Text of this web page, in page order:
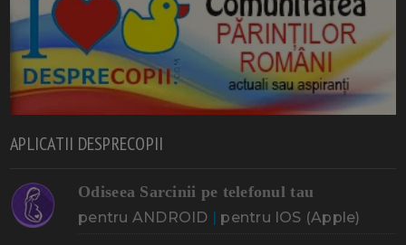
APLICATII DESPRECOPII
Odiseea Sarcinii pe telefonul tau
pentru ANDROID | pentru IOS (Apple)